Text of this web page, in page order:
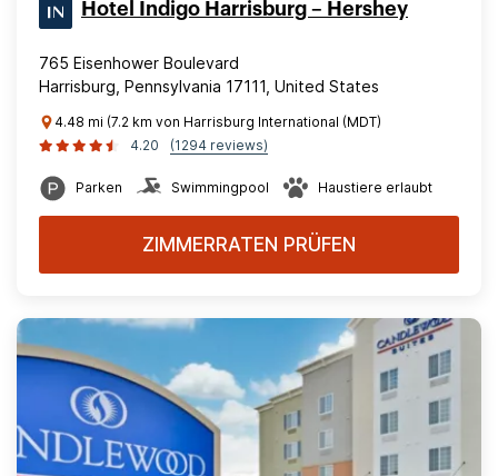
Hotel Indigo Harrisburg – Hershey
765 Eisenhower Boulevard
Harrisburg, Pennsylvania 17111, United States
4.48 mi (7.2 km von Harrisburg International (MDT)
4.20
(1294 reviews)
Parken Swimmingpool Haustiere erlaubt
ZIMMERRATEN PRÜFEN